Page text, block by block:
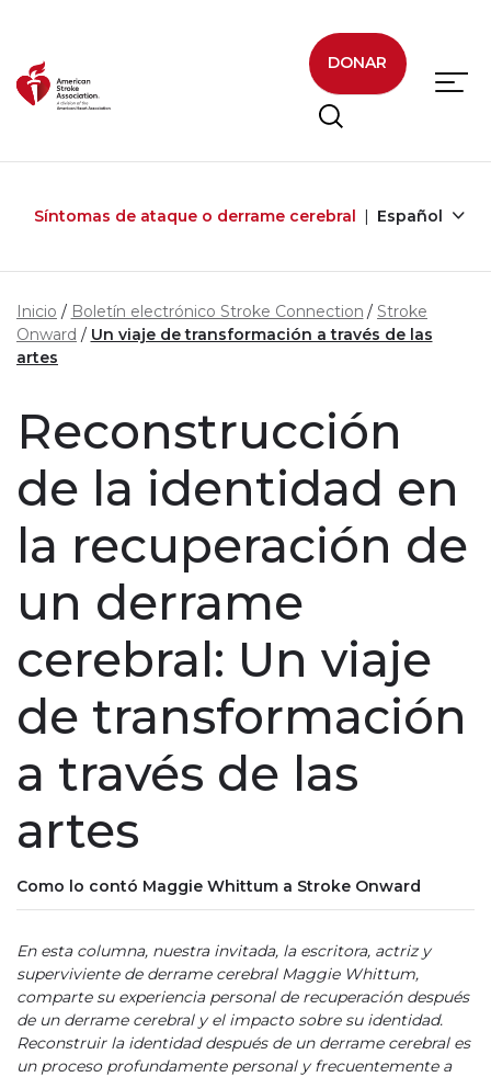
DONAR
Síntomas de ataque o derrame cerebral Español
Inicio Boletín electrónico Stroke Connection
Stroke
Onward
Un viaje de transformación a través de las
artes
Reconstrucción
de la identidad en
la recuperación de
un derrame
cerebral: Un viaje
de transformación
a través de las
artes
Como lo contó Maggie Whittum a Stroke Onward
En esta columna, nuestra invitada, la escritora, actriz y
superviviente de derrame cerebral Maggie Whittum,
comparte su experiencia personal de recuperación después
de un derrame cerebral y el impacto sobre su identidad.
Reconstruir la identidad después de un derrame cerebral es
un proceso profundamente personal y frecuentemente a